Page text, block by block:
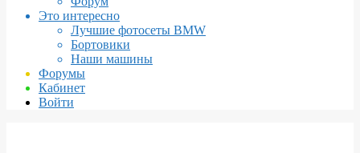
Это интересно
Лучшие фотосеты BMW
Бортовики
Наши машины
Форумы
Кабинет
Войти